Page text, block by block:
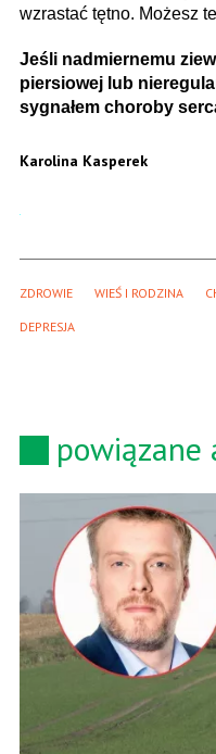
wzrastać tętno. Możesz
Jeśli nadmiernemu
piersiowej lub
sygnałem choroby
Karolina Kasperek
ZDROWIE WIEŚ I RODZINA
DEPRESJA
powiązane